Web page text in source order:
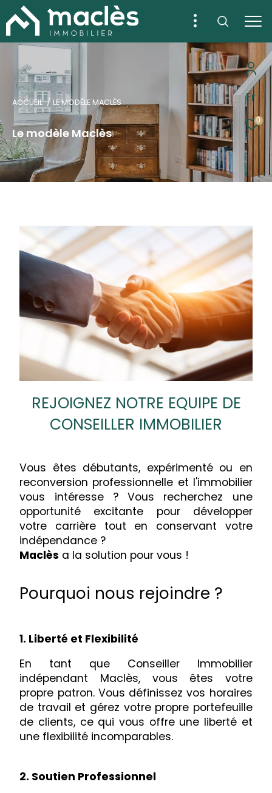
Fr
0
ACCUEIL LE MODÈLE MACLÈS
Le modèle Maclès
REJOIGNEZ NOTRE EQUIPE DE
CONSEILLER IMMOBILIER
Vous êtes débutants, expérimenté ou en
reconversion professionnelle et l'immobilier
vous intéresse ? Vous recherchez une
opportunité excitante pour développer
votre carrière tout en conservant votre
indépendance ?
Maclès a la solution pour vous !
Pourquoi nous rejoindre ?
1. Liberté et Flexibilité
En tant que Conseiller Immobilier
indépendant Maclès, vous êtes votre
propre patron. Vous définissez vos horaires
de travail et gérez votre propre portefeuille
de clients, ce qui vous offre une liberté et
une flexibilité incomparables.
2. Soutien Professionnel